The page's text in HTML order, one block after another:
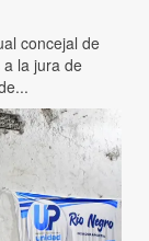
concejal de
la jura de